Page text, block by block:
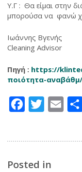
Υ.Γ : Θα είμαι στην
μπορούσα να φανώ
Ιωάννης Βγενής
Cleaning Advisor
Πηγή : https://
ποιότητα-αναβάθμ/
Posted in